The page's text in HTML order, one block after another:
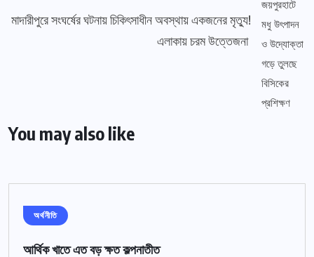
মাদারীপুরে সংঘর্ষের ঘটনায় চিকিৎসাধীন অবস্থায় একজনের মৃত্যু!
এলাকায় চরম উত্তেজনা
You may also like
অর্থনীতি
আর্থিক খাতে এত বড় ক্ষত কল্পনাতীত